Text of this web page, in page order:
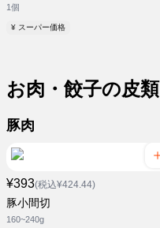
1個
¥ スーパー価格
お肉・餃子の皮類
豚肉
¥393(税込¥424.44)
豚小間切
160~240g